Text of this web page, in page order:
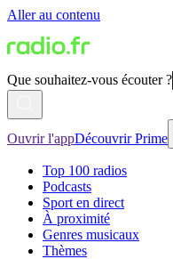
Aller au contenu
Que souhaitez-vous écouter ?
Ouvrir l'appDécouvrir Prime
Top 100 radios
Podcasts
Sport en direct
À proximité
Genres musicaux
Thèmes